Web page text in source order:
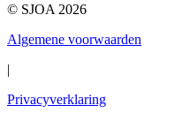
© SJOA 2026
Algemene voorwaarden
|
Privacyverklaring